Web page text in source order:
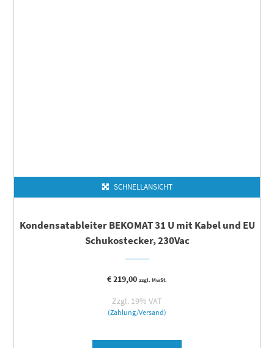
SCHNELLANSICHT
Kondensatableiter BEKOMAT 31 U mit Kabel und EU
Schukostecker, 230Vac
€219,00 zzgl. MwSt.
Zzgl. 19% VAT
(Zahlung/Versand)